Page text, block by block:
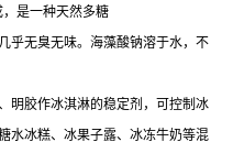
是一种天然多糖
乎无臭无味。海藻酸钠溶于水，不
明胶作冰淇淋的稳定剂，可控制冰
水冰糕、冰果子露、冰冻牛奶等混